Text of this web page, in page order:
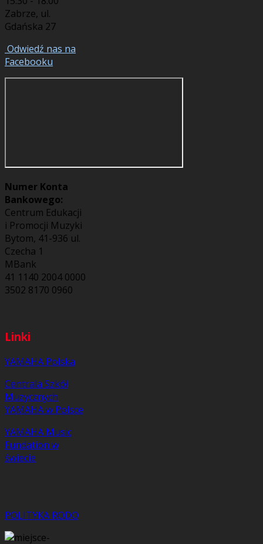
Zabrze, ul.
Gdańska 27
Odwiedź nas na
Facebooku
Numer Konta
Bankowego:
Centrum Edukacji
i Promocji Muzyki
Bytom, 41-936 ul.
Czecha 1
MBank
41 1140 2004 0000
3502 8170 0960
Linki
YAMAHA Polska
Centrala Szkół
Muzycznych
YAMAHA w Polsce
YAMAHA Music
Fundation w
świecie
POLITYKA RODO